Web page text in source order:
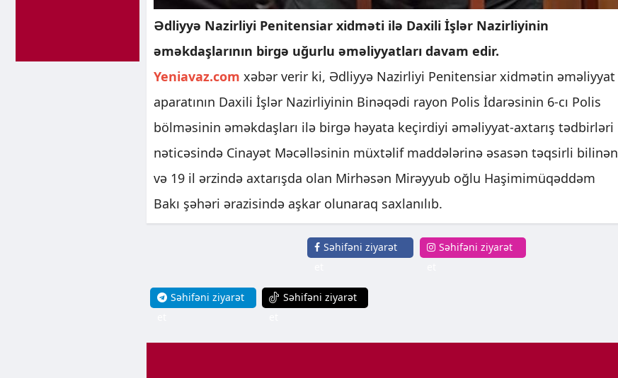
Ədliyyə Nazirliyi Penitensiar xidməti ilə Daxili İşlər Nazirliyinin
əməkdaşlarının birgə uğurlu əməliyyatları davam edir.
Yeniavaz.com xəbər verir ki, Ədliyyə Nazirliyi Penitensiar xidmətin əməliyyat
aparatının Daxili İşlər Nazirliyinin Binəqədi rayon Polis İdarəsinin 6-cı Polis
bölməsinin əməkdaşları ilə birgə həyata keçirdiyi əməliyyat-axtarış tədbirləri
nəticəsində Cinayət Məcəlləsinin müxtəlif maddələrinə əsasən təqsirli bilinən
və 19 il ərzində axtarışda olan Mirhəsən Mirəyyub oğlu Haşimimüqəddəm
Bakı şəhəri ərazisində aşkar olunaraq saxlanılıb.
Səhifəni ziyarət
Səhifəni ziyarət
Səhifəni ziyarət
Səhifəni ziyarət